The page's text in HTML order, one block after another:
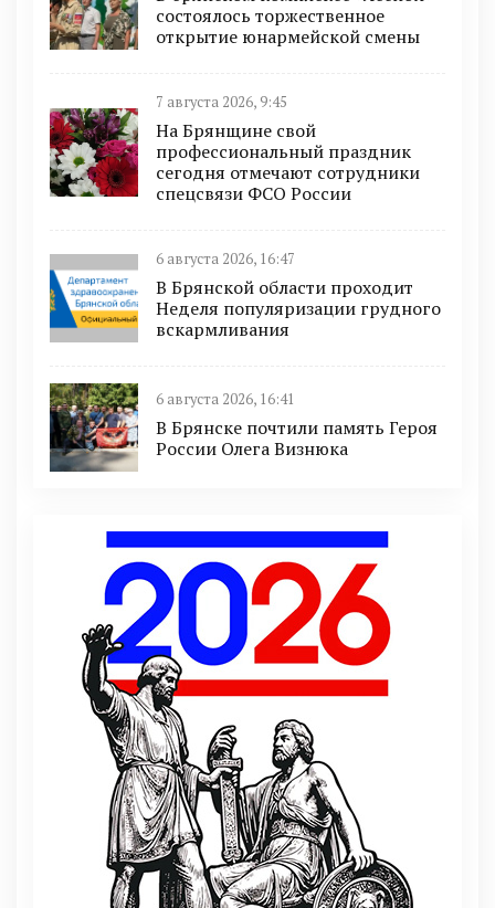
состоялось торжественное
открытие юнармейской смены
7 августа 2026, 9:45
На Брянщине свой
профессиональный праздник
сегодня отмечают сотрудники
спецсвязи ФСО России
6 августа 2026, 16:47
В Брянской области проходит
Неделя популяризации грудного
вскармливания
6 августа 2026, 16:41
В Брянске почтили память Героя
России Олега Визнюка